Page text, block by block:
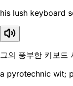
his lush keyboard
그의 풍부한 키보드
a pyrotechnic wit;